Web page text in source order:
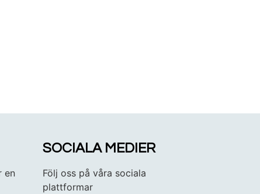
en
SOCIALA MEDIER
Följ oss på våra sociala
plattformar